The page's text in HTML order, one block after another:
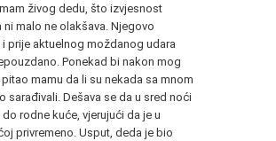
živog dedu, što izvjesnost
ni malo ne olakšava. Njegovo
i prije aktuelnog moždanog udara
Ponekad bi nakon mog
mamu da li su nekada sa mnom
sarađivali. Dešava se da u sred noći
rodne kuće, vjerujući da je u
privremeno. Usput, deda je bio